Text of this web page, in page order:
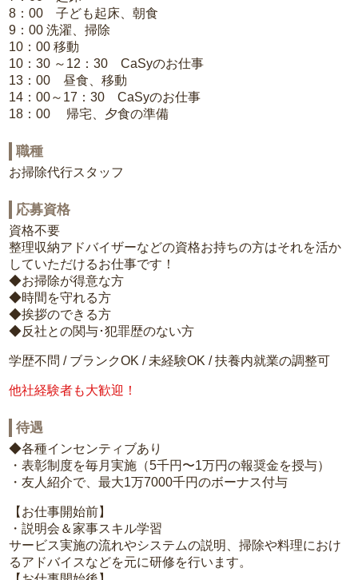
8：00 子ども起床、朝食
9：00 洗濯、掃除
10：00 移動
10：30 ～12：30 CaSyのお仕事
13：00 昼食、移動
14：00～17：30 CaSyのお仕事
18：00 帰宅、夕食の準備
職種
お掃除代行スタッフ
応募資格
資格不要
整理収納アドバイザーなどの資格お持ちの方はそれを活か
していただけるお仕事です！
◆お掃除が得意な方
◆時間を守れる方
◆挨拶のできる方
◆反社との関与･犯罪歴のない方
学歴不問 / ブランクOK / 未経験OK / 扶養内就業の調整可
他社経験者も大歓迎！
待遇
◆各種インセンティブあり
・表彰制度を毎月実施（5千円〜1万円の報奨金を授与）
・友人紹介で、最大1万7000千円のボーナス付与
【お仕事開始前】
・説明会＆家事スキル学習
サービス実施の流れやシステムの説明、掃除や料理におけ
るアドバイスなどを元に研修を行います。